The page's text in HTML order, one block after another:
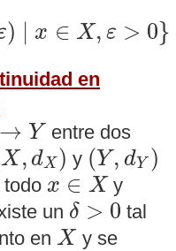
) x ∈ X, ε > 0}
,ε ∣ x ∈X,ε >0}
en
→ Y entre dos
X, dX )
X, dX ) y (Y, dY )
(Y,dY
x ∈ X
x∈X
y
un δ > 0
δ >
tal
en X
X y se